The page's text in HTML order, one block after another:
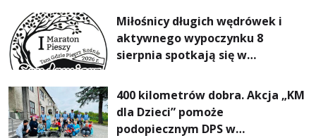
Miłośnicy długich wędrówek i
aktywnego wypoczynku 8
sierpnia spotkają się w
Pieszym „Tam Gdzie Pieprz
Rośnie”
400 kilometrów dobra. Akcja „KM
dla Dzieci” pomoże
podopiecznym DPS w